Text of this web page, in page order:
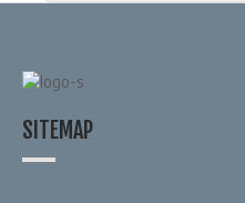
SITEMAP